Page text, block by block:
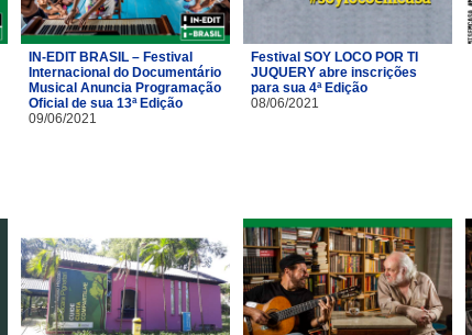
IN-EDIT BRASIL – Festival
Internacional do Documentário
Musical Anuncia Programação
Oficial de sua 13ª Edição
09/06/2021
Festival SOY LOCO POR TI
JUQUERY abre inscrições
para sua 4ª Edição
08/06/2021